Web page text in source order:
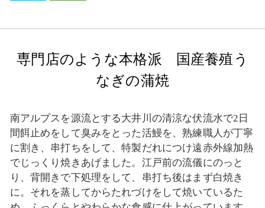
専門店のような本格派 国産養殖う
なぎの蒲焼
南アルプスを源流とする大井川の清涼な伏流水で2日
間餌止めをして臭みをとった活鰻を、熟練職人が丁寧
に割き、串打ちをして、特製だれにつけ遠赤外線加熱
でじっくり焼きあげました。江戸前の流儀にのっと
り、背開きで下処理をして、串打ち後はまず白焼き
に。それを蒸してからたれづけをして焼いているた